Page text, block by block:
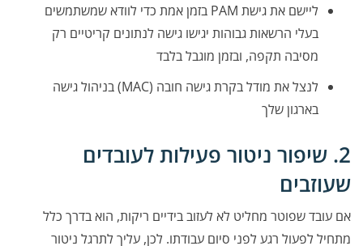
ליישם את גישת PAM בזמן אמת כדי לוודא שמשתמשים
בעלי הרשאות גבוהות יגישו גישה לנתונים קריטיים רק
מסיבה תקפה, ובזמן מוגבל בלבד
לנצל את מודל בקרת גישה חובה (MAC) בניהול גישה
בארגון שלך
2. שיפור ניטור פעילות לעובדים
שעוזבים
אם עובד שפוטר מחליט לא לעזוב בידיים ריקות, הוא בדרך כלל
מתחיל לפעול רגע לפני סיום עבודתו. לכן, עליך לתרגל ניטור